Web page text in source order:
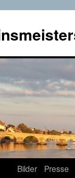
Bilder Presse